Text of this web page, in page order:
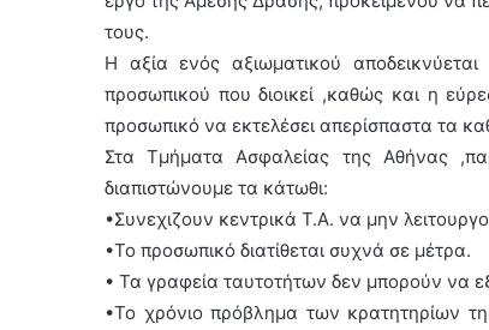
τους.
Η αξία ενός αξιωματικού
προσωπικού που διοικεί ,καθώς και η
προσωπικό να εκτελέσει απερίσπαστα τα
Στα Τμήματα Ασφαλείας της Αθήνας
διαπιστώνουμε τα κάτωθι:
•Συνεχιζουν κεντρικά Τ.Α. να μην
•Το προσωπικό διατίθεται συχνά σε μέτρα.
• Τα γραφεία ταυτοτήτων δεν μπορούν να
•Το χρόνιο πρόβλημα των κρατητηρίων